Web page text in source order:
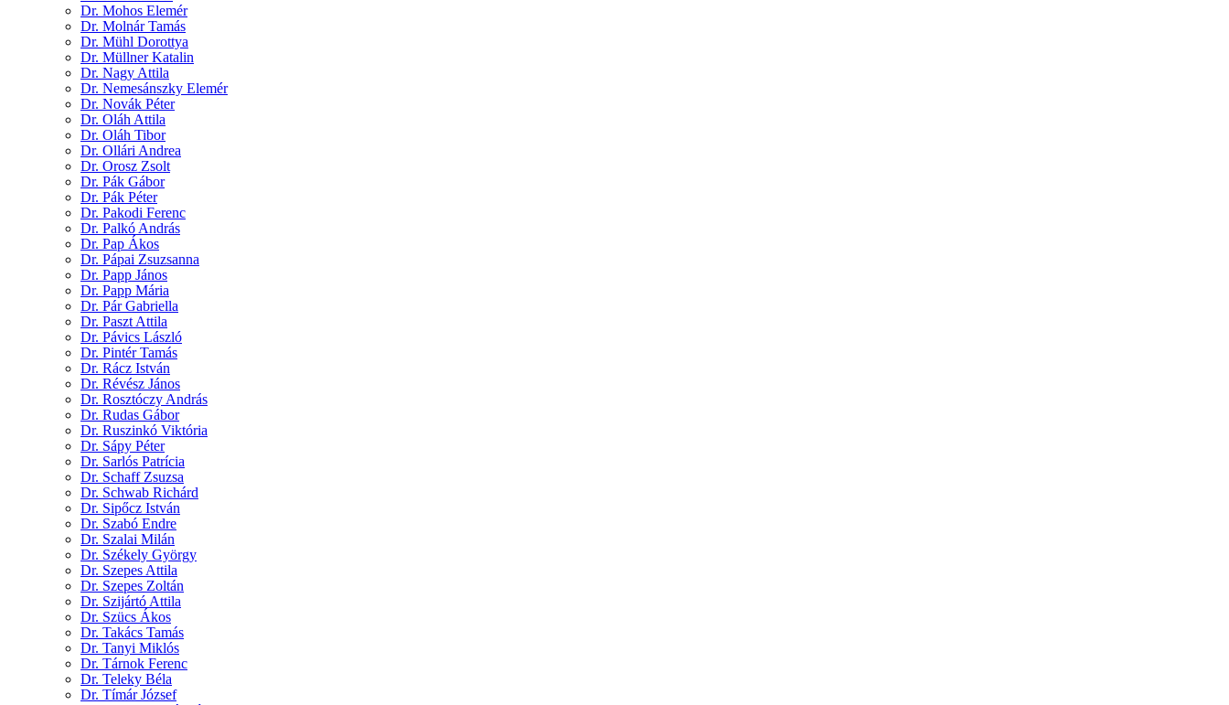
Dr. Mohos Elemér
Dr. Molnár Tamás
Dr. Mühl Dorottya
Dr. Müllner Katalin
Dr. Nagy Attila
Dr. Nemesánszky Elemér
Dr. Novák Péter
Dr. Oláh Attila
Dr. Oláh Tibor
Dr. Ollári Andrea
Dr. Orosz Zsolt
Dr. Pák Gábor
Dr. Pák Péter
Dr. Pakodi Ferenc
Dr. Palkó András
Dr. Pap Ákos
Dr. Pápai Zsuzsanna
Dr. Papp János
Dr. Papp Mária
Dr. Pár Gabriella
Dr. Paszt Attila
Dr. Pávics László
Dr. Pintér Tamás
Dr. Rácz István
Dr. Révész János
Dr. Rosztóczy András
Dr. Rudas Gábor
Dr. Ruszinkó Viktória
Dr. Sápy Péter
Dr. Sarlós Patrícia
Dr. Schaff Zsuzsa
Dr. Schwab Richárd
Dr. Sipőcz István
Dr. Szabó Endre
Dr. Szalai Milán
Dr. Székely György
Dr. Szepes Attila
Dr. Szepes Zoltán
Dr. Szijártó Attila
Dr. Szücs Ákos
Dr. Takács Tamás
Dr. Tanyi Miklós
Dr. Tárnok Ferenc
Dr. Teleky Béla
Dr. Tímár József